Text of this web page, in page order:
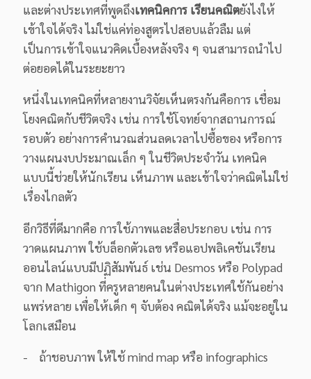
และต่างประเทศที่พูดถึงเทคนิคการ เรียนคณิตยังไงให้
เข้าใจได้จริง ไม่ใช่แค่ท่องสูตรไปสอบแล้วลืม แต่
เป็นการเข้าใจแนวคิดเบื้องหลังจริง ๆ จนสามารถนำไป
ต่อยอดได้ในระยะยาว
หนึ่งในเทคนิคที่หลายงานวิจัยเห็นตรงกันคือการ เชื่อม
โยงคณิตกับชีวิตจริง เช่น การใช้โจทย์จากสถานการณ์
รอบตัว อย่างการคำนวณส่วนลดเวลาไปซื้อของ หรือการ
วางแผนงบประมาณเล็ก ๆ ในชีวิตประจำวัน เทคนิค
แบบนี้ช่วยให้นักเรียน เห็นภาพ และเข้าใจว่าคณิตไม่ใช่
เรื่องไกลตัว
อีกวิธีที่ดีมากคือ การใช้ภาพและสื่อประกอบ เช่น การ
วาดแผนภาพ ใช้บล็อกตัวเลข หรือแอปพลิเคชันเรียน
ออนไลน์แบบมีปฏิสัมพันธ์ เช่น Desmos หรือ Polypad
จาก Mathigon ที่ครูหลายคนในต่างประเทศใช้กันอย่าง
แพร่หลาย เพื่อให้เด็ก ๆ จับต้อง คณิตได้จริง แม้จะอยู่ใน
โลกเสมือน
- ถ้าชอบภาพ ให้ใช้ mind map หรือ infographics